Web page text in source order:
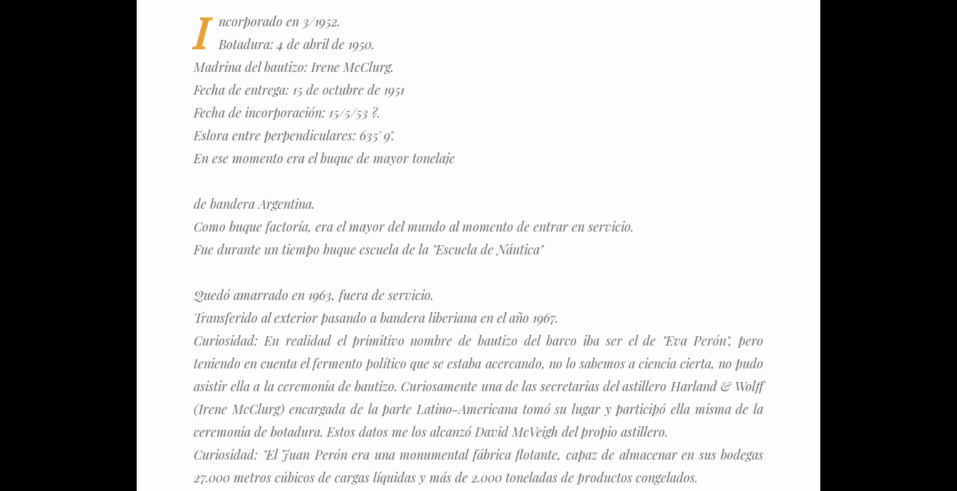
I
ncorporado en 3/1952.
Botadura: 4 de abril de 1950.
Madrina del bautizo: Irene McClurg.
Fecha de entrega: 15 de octubre de 1951
Fecha de incorporación: 15/5/53 ?.
Eslora entre perpendiculares: 635' 9".
En ese momento era el buque de mayor tonelaje
de bandera Argentina.
Como buque factoría, era el mayor del mundo al momento de entrar en servicio.
Fue durante un tiempo buque escuela de la "Escuela de Náutica"
Quedó amarrado en 1963, fuera de servicio.
Transferido al exterior pasando a bandera liberiana en el año 1967.
Curiosidad: En realidad el primitivo nombre de bautizo del barco iba ser el de "Eva Perón", pero
teniendo en cuenta el fermento político que se estaba acercando, no lo sabemos a ciencia cierta, no pudo
asistir ella a la ceremonia de bautizo. Curiosamente una de las secretarias del astillero Harland & Wolff
(Irene McClurg) encargada de la parte Latino-Americana tomó su lugar y participó ella misma de la
ceremonia de botadura. Estos datos me los alcanzó David McVeigh del propio astillero.
Curiosidad: "El Juan Perón era una monumental fábrica flotante, capaz de almacenar en sus bodegas
27.000 metros cúbicos de cargas líquidas y más de 2.000 toneladas de productos congelados.